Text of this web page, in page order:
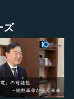
ズ